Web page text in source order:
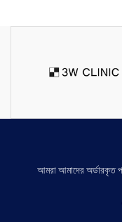
আমরা আমাদের অর্ডারকৃত